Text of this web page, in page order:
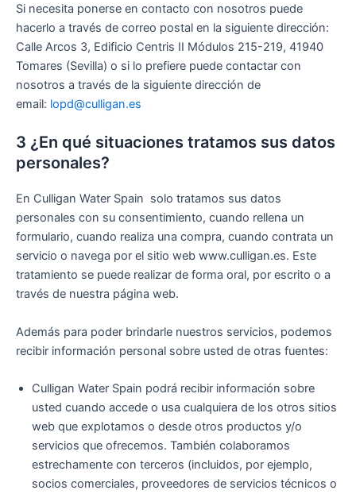
Si necesita ponerse en contacto con nosotros puede
hacerlo a través de correo postal en la siguiente dirección:
Calle Arcos 3, Edificio Centris II Módulos 215-219, 41940
Tomares (Sevilla) o si lo prefiere puede contactar con
nosotros a través de la siguiente dirección de
email: lopd@culligan.es
3 ¿En qué situaciones tratamos sus datos
personales?
En Culligan Water Spain solo tratamos sus datos
personales con su consentimiento, cuando rellena un
formulario, cuando realiza una compra, cuando contrata un
servicio o navega por el sitio web www.culligan.es. Este
tratamiento se puede realizar de forma oral, por escrito o a
través de nuestra página web.
Además para poder brindarle nuestros servicios, podemos
recibir información personal sobre usted de otras fuentes:
Culligan Water Spain podrá recibir información sobre
usted cuando accede o usa cualquiera de los otros sitios
web que explotamos o desde otros productos y/o
servicios que ofrecemos. También colaboramos
estrechamente con terceros (incluidos, por ejemplo,
socios comerciales, proveedores de servicios técnicos o